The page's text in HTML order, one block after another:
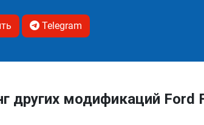
Telegram
других модификаций Ford